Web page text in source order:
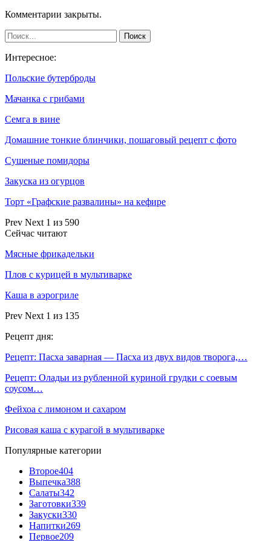
Комментарии закрыты.
Интересное:
Польские бутерброды
Мачанка с грибами
Семга в вине
Домашние тонкие блинчики, пошаговый рецепт с фото
Сушеные помидоры
Закуска из огурцов
Торт «Графские развалины» на кефире
Prev Next 1 из 590
Сейчас читают
Мясные фрикадельки
Плов с курицей в мультиварке
Каша в аэрогриле
Prev Next 1 из 135
Рецепт дня:
Рецепт: Пасха заварная — Пасха из двух видов творога,…
Рецепт: Оладьи из рубленной куриной грудки с соевым
соусом…
Фейхоа с лимоном и сахаром
Рисовая каша с курагой в мультиварке
Популярные категории
Второе404
Выпечка388
Салаты342
Заготовки339
Закуски330
Напитки269
Первое209